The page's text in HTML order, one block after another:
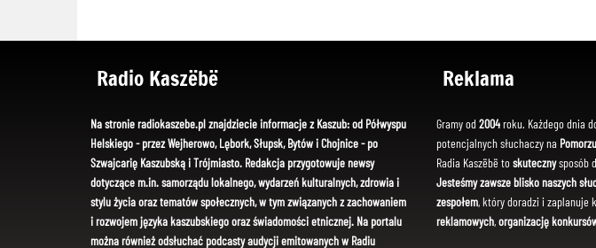
Radio Kaszëbë
Na stronie radiokaszebe.pl znajdziecie informacje z Kaszub: od Półwyspu
Helskiego - przez Wejherowo, Lębork, Słupsk, Bytów i Chojnice - po
Szwajcarię Kaszubską i Trójmiasto. Redakcja przygotowuje newsy
dotyczące m.in. samorządu lokalnego, wydarzeń kulturalnych, zdrowia i
stylu życia oraz tematów społecznych, w tym związanych z zachowaniem
i rozwojem języka kaszubskiego oraz świadomości etnicznej. Na portalu
można również odsłuchać podcasty audycji emitowanych w Radiu
Reklama
Gramy od 2004roku. Każdego dnia
potencjalnych słuchaczy na Pomorzu
Radia Kaszëbë toskutecznysposób
Jesteśmy zawsze blisko naszych
zespołem, który doradzi i zaplanuje
reklamowych,organizację